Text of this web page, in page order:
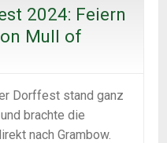
2024: Feiern
Mull of
Dorffest stand ganz
brachte die
nach Grambow.